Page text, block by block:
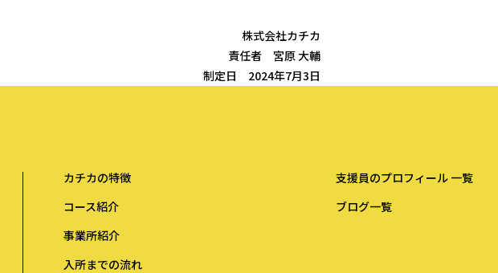
株式会社カチカ
責任者 宮原 大輔
制定日 2024年7月3日
カチカの特徴​
コース紹介​
事業所紹介​​
入所までの流れ​​
支援員のプロフィール 一覧​
ブログ一覧​​